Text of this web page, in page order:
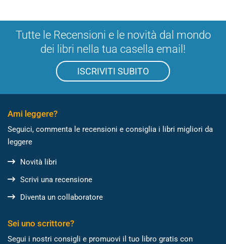
Tutte le Recensioni e le novità dal mondo
dei libri nella tua casella email!
ISCRIVITI SUBITO
Ami leggere?
Seguici, commenta le recensioni e consiglia i libri migliori da
leggere
Novità libri
Scrivi una recensione
Diventa un collaboratore
Sei uno scrittore?
Segui i nostri consigli e promuovi il tuo libro gratis con